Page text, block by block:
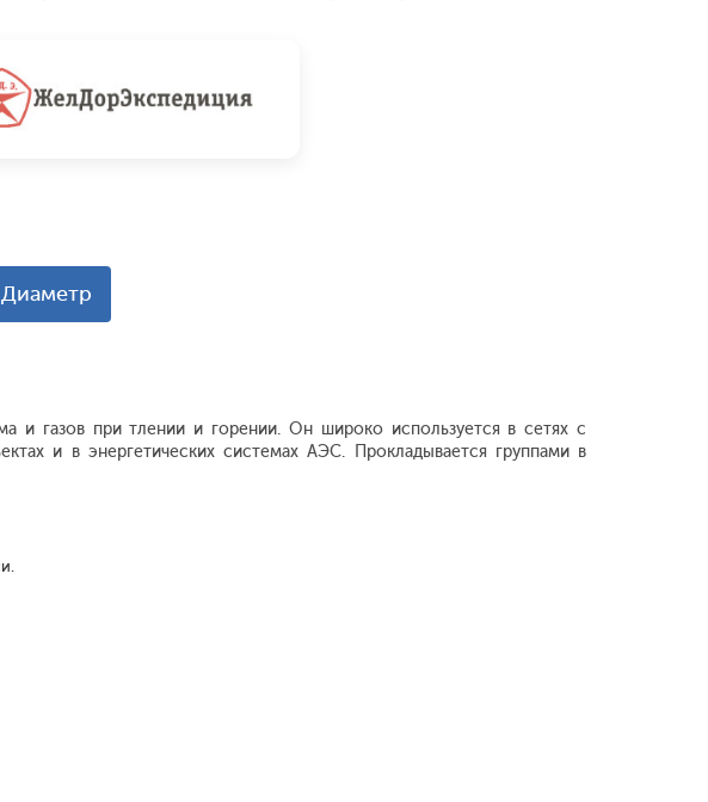
Диаметр
и газов при тлении и горении. Он широко используется в сетях с
и в энергетических системах АЭС. Прокладывается группами в